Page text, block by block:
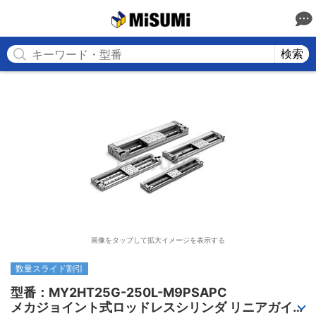
検索
画像をタップして拡大イメージを表示する
数量スライド割引
型番：MY2HT25G-250L-M9PSAPC
メカジョイント式ロッドレスシリンダ リニアガイド